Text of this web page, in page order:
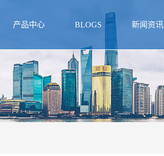
产品中心 BLOGS 新闻资讯